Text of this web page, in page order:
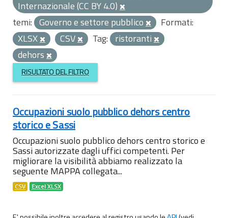
Internazionale (CC BY 4.0)
temi: Governo e settore pubblico
Formati:
XLSX
CSV Tag: ristoranti
dehors
RISULTATO DEL FILTRO
Occupazioni suolo pubblico dehors centro
storico e Sassi
Occupazioni suolo pubblico dehors centro storico e
Sassi autorizzate dagli uffici competenti. Per
migliorare la visibilità abbiamo realizzato la
seguente MAPPA collegata...
CSV Excel XLSX